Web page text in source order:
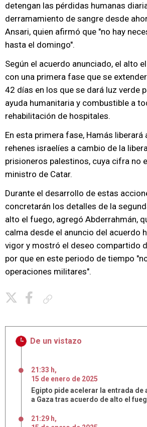
detengan las pérdidas humanas
derramamiento de sangre desde
Ansari, quien afirmó que "no hay
hasta el domingo".
Según el acuerdo anunciado, el alto
con una primera fase que se
42 días en los que se dará luz verde
ayuda humanitaria y combustible a
rehabilitación de hospitales.
En esta primera fase, Hamás liberará
rehenes israelíes a cambio de la
prisioneros palestinos, cuya cifra no
ministro de Catar.
Durante el desarrollo de estas
concretarán los detalles de la
alto el fuego, agregó Abderrahmán,
calma desde el anuncio del acuerdo
vigor y mostró el deseo compartido
por que en este periodo de tiempo
operaciones militares".
De un vistazo
21:33 h,
15 de enero de 2025
Egipto pide acelerar la entrada de
a Gaza tras acuerdo de alto el
21:29 h,